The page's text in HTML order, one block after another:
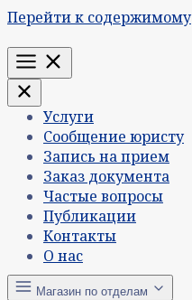
Перейти к содержимому
Меню
Услуги
Сообщение юристу
Запись на прием
Заказ документа
Частые вопросы
Публикации
Контакты
О нас
Магазин по отделам